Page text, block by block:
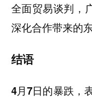
全面贸易谈判，
深化合作带来的
结语
4月7日的暴跌，